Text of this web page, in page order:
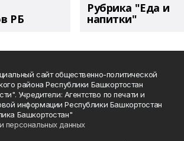
РБ
Рубрика "Еда и
напитки"
сайт общественно-политической
района Республики Башкортостан
Учредители: Агентство по печати и
информации Республики Башкортостан
Башкортостан"
персональных данных